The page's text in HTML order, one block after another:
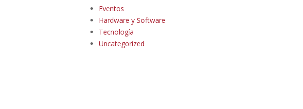
Eventos
Hardware y Software
Tecnología
Uncategorized